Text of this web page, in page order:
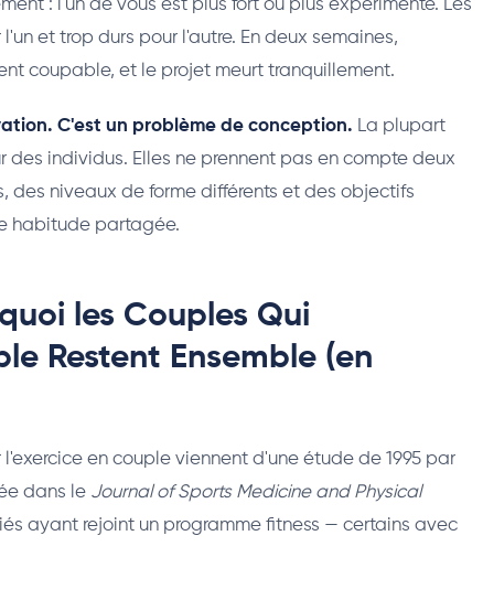
: l'un de vous est plus fort ou plus expérimenté. Les
et trop durs pour l'autre. En deux semaines,
coupable, et le projet meurt tranquillement.
C'est un problème de conception. La plupart
individus. Elles ne prennent pas en compte deux
des niveaux de forme différents et des objectifs
habitude partagée.
les Couples Qui
Restent Ensemble (en
en couple viennent d'une étude de 1995 par
dans le Journal of Sports Medicine and Physical
ayant rejoint un programme fitness — certains avec